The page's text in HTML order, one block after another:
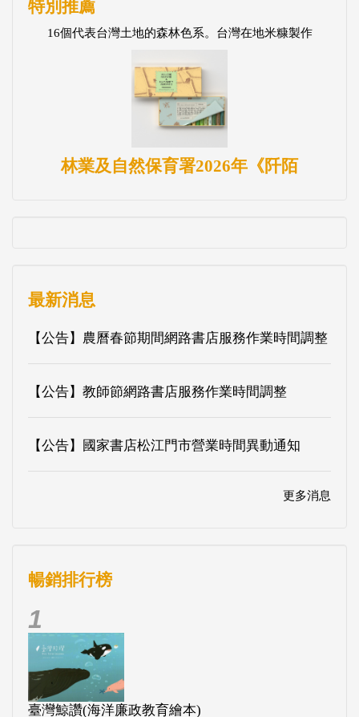
特別推薦
16個代表台灣土地的森林色系。台灣在地米糠製作
林業及自然保育署2026年《阡陌
最新消息
【公告】農曆春節期間網路書店服務作業時間調整
【公告】教師節網路書店服務作業時間調整
【公告】國家書店松江門市營業時間異動通知
更多消息
暢銷排行榜
1
臺灣鯨讚(海洋廉政教育繪本)